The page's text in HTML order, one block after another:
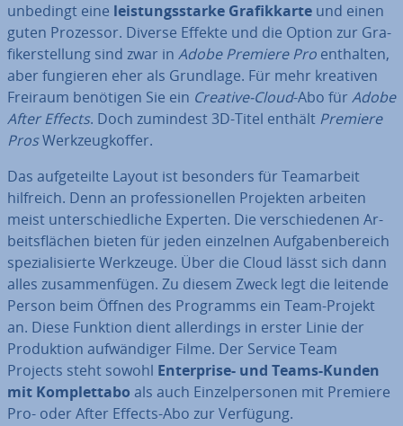
unbedingt eine leis­tungs­star­ke Gra­fik­kar­te und einen
guten Prozessor. Diverse Effekte und die Option zur Gra­
fik­erstel­lung sind zwar in Adobe Premiere Pro enthalten,
aber fungieren eher als Grundlage. Für mehr kreativen
Freiraum benötigen Sie ein Creative-Cloud-Abo für Adobe
After Effects. Doch zumindest 3D-Titel enthält Premiere
ProsWerk­zeug­kof­fer.
Das auf­ge­teil­te Layout ist besonders für Team­ar­beit
hilfreich. Denn an pro­fes­sio­nel­len Projekten arbeiten
meist un­ter­schied­li­che Experten. Die ver­schie­de­nen Ar­
beits­flä­chen bieten für jeden einzelnen Auf­ga­ben­be­reich
spe­zia­li­sier­te Werkzeuge. Über die Cloud lässt sich dann
alles zu­sam­men­fü­gen. Zu diesem Zweck legt die leitende
Person beim Öffnen des Programms ein Team-Projekt
an. Diese Funktion dient al­ler­dings in erster Linie der
Pro­duk­ti­on auf­wän­di­ger Filme. Der Service Team
Projects steht sowohl En­ter­pri­se- und Teams-Kunden
mit Kom­plett­abo als auch Ein­zel­per­so­nen mit Premiere
Pro- oder After Effects-Abo zur Verfügung.